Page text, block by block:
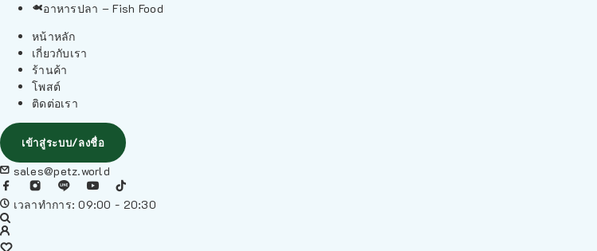
อาหารปลา – Fish Food
หน้าหลัก
เกี่ยวกับเรา
ร้านค้า
โพสต์
ติดต่อเรา
เข้าสู่ระบบ/ลงชื่อ
sales@petz.world
เวลาทำการ: 09:00 - 20:30